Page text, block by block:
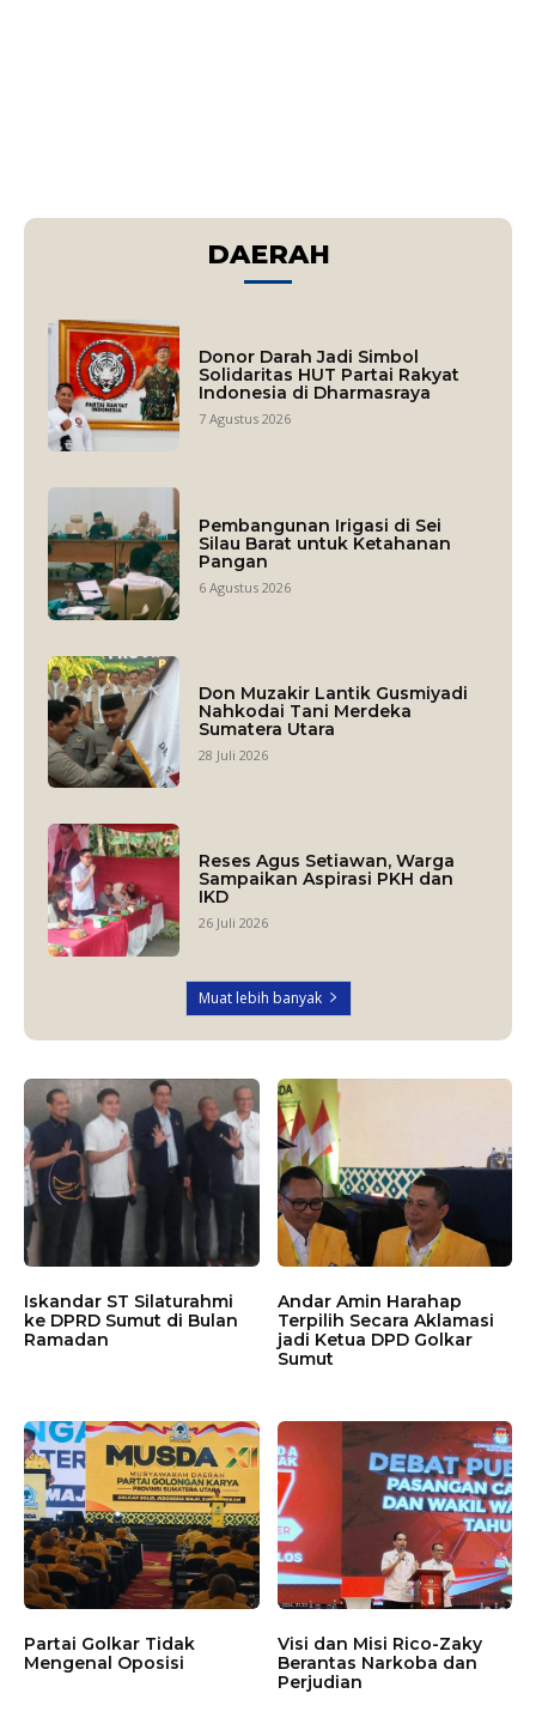
DAERAH
Donor Darah Jadi Simbol
Solidaritas HUT Partai Rakyat
Indonesia di Dharmasraya
7 Agustus 2026
Pembangunan Irigasi di Sei
Silau Barat untuk Ketahanan
Pangan
6 Agustus 2026
Don Muzakir Lantik Gusmiyadi
Nahkodai Tani Merdeka
Sumatera Utara
28 Juli 2026
Reses Agus Setiawan, Warga
Sampaikan Aspirasi PKH dan
IKD
26 Juli 2026
Muat lebih banyak
Iskandar ST Silaturahmi
ke DPRD Sumut di Bulan
Ramadan
Andar Amin Harahap
Terpilih Secara Aklamasi
jadi Ketua DPD Golkar
Sumut
Partai Golkar Tidak
Mengenal Oposisi
Visi dan Misi Rico-Zaky
Berantas Narkoba dan
Perjudian